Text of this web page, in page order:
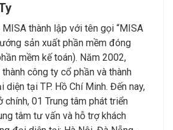
thành lập với tên gọi “MISA
sản xuất phần mềm đóng
mềm kế toán). Năm 2002,
công ty cổ phần và thành
diện tại TP. Hồ Chí Minh. Đến nay,
01 Trung tâm phát triển
tâm tư vấn và hỗ trợ khách